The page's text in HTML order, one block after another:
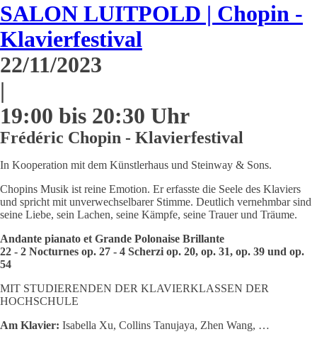
SALON LUITPOLD | Chopin -
Klavierfestival
22/11/2023
|
19:00 bis 20:30 Uhr
Frédéric Chopin - Klavierfestival
In Kooperation mit dem Künstlerhaus und Steinway & Sons.
Chopins Musik ist reine Emotion. Er erfasste die Seele des Klaviers
und spricht mit unverwechselbarer Stimme. Deutlich vernehmbar sind
seine Liebe, sein Lachen, seine Kämpfe, seine Trauer und Träume.
Andante pianato et Grande Polonaise Brillante
22 - 2 Nocturnes op. 27 - 4 Scherzi op. 20, op. 31, op. 39 und op.
54
MIT STUDIERENDEN DER KLAVIERKLASSEN DER
HOCHSCHULE
Am Klavier: Isabella Xu, Collins Tanujaya, Zhen Wang, …